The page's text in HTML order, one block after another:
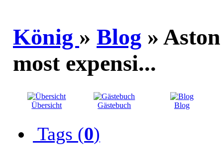
König » Blog »
most expensi...
Übersicht Gästebuch Blog
Tags (0)